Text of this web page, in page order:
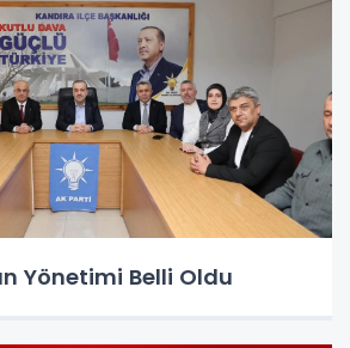
Yönetimi Belli Oldu